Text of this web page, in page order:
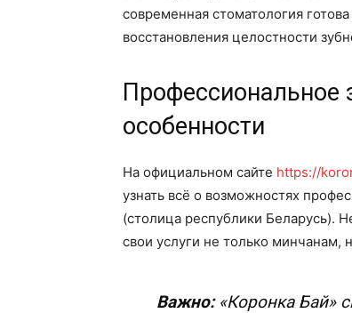
современная стоматология
восстановления целостности
Профессиональное
особенности
На официальном сайте https://
узнать всё о возможностях
(столица республики Беларусь).
свои услуги не только минчанам,
Важно:«Коронка Бай»